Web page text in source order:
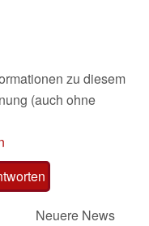
zu diesem
(auch ohne
Neuere News